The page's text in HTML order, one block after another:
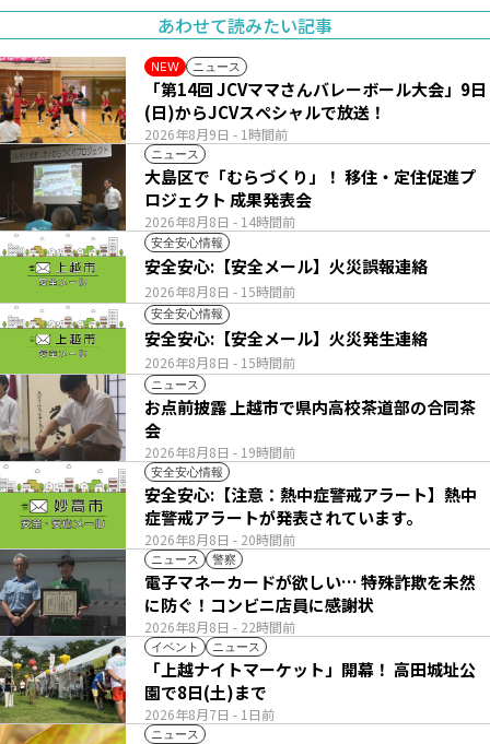
あわせて読みたい記事
NEW ニュース
2026年8月9日 - 1時間前
「第14回 JCVママさんバレーボール大会」9日
(日)からJCVスペシャルで放送！
ニュース
2026年8月8日 - 14時間前
大島区で「むらづくり」！ 移住・定住促進プ
ロジェクト 成果発表会
安全安心情報
2026年8月8日 - 15時間前
安全安心:【安全メール】火災誤報連絡
安全安心情報
2026年8月8日 - 15時間前
安全安心:【安全メール】火災発生連絡
ニュース
2026年8月8日 - 19時間前
お点前披露 上越市で県内高校茶道部の合同茶
会
安全安心情報
2026年8月8日 - 20時間前
安全安心:【注意：熱中症警戒アラート】熱中
症警戒アラートが発表されています。
ニュース 警察
2026年8月8日 - 22時間前
電子マネーカードが欲しい… 特殊詐欺を未然
に防ぐ！コンビニ店員に感謝状
イベント ニュース
2026年8月7日 - 1日前
「上越ナイトマーケット」開幕！ 高田城址公
園で8日(土)まで
ニュース